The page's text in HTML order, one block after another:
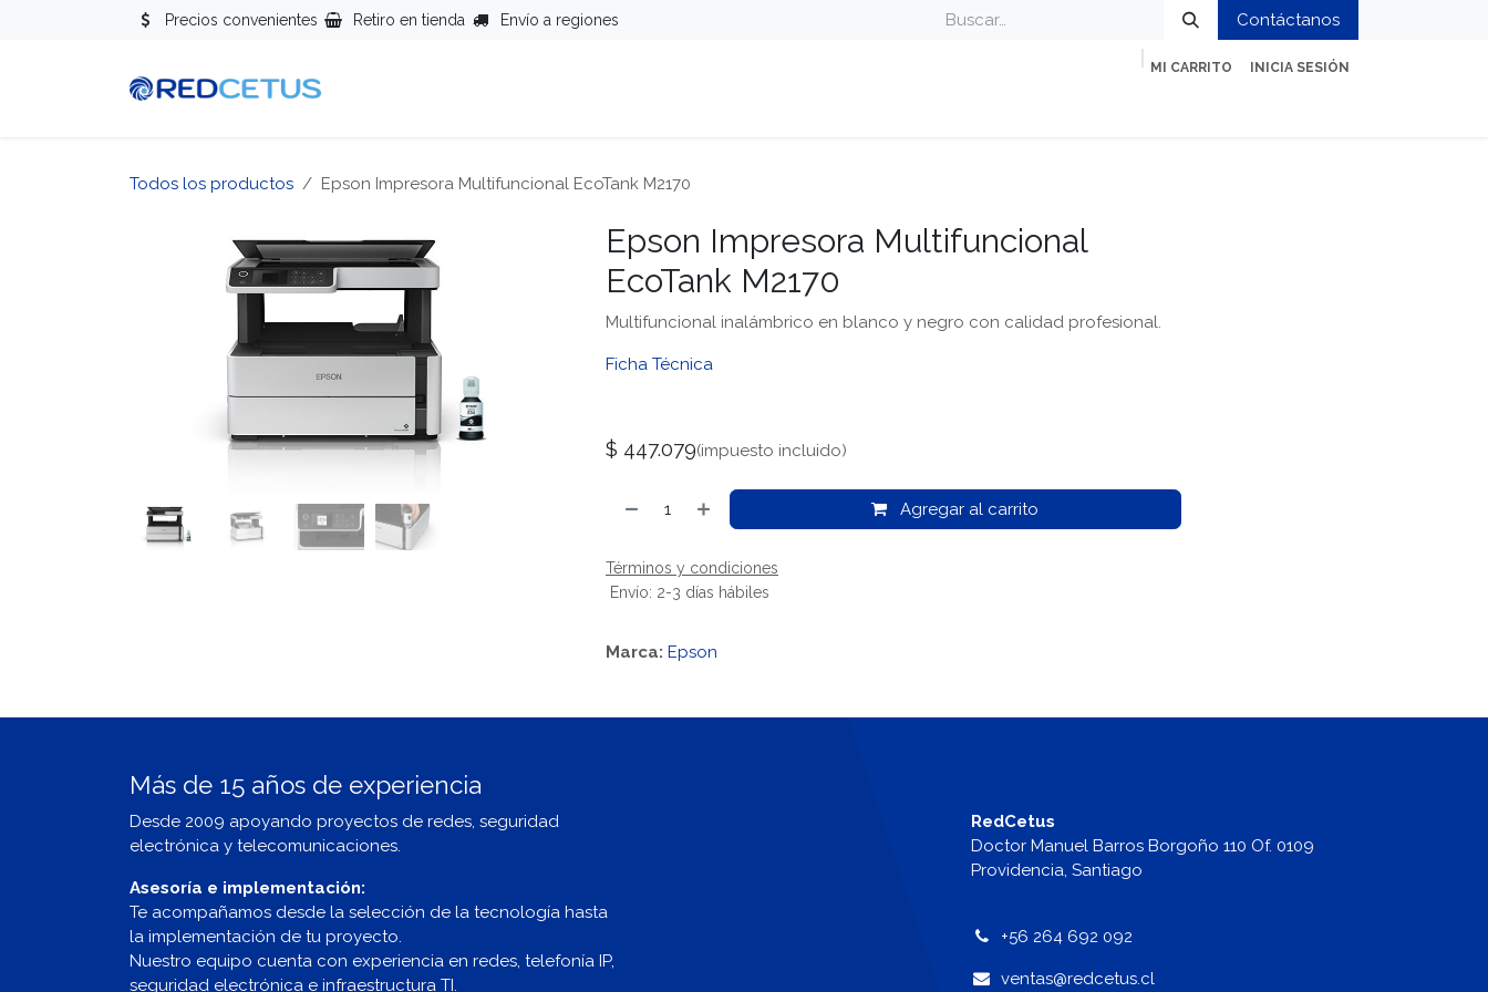
Precios convenientes Retiro en tienda Envío a regiones Contáctanos
MI CARRITO INICIA SESIÓN
Todos los productos Epson Impresora Multifuncional EcoTank M2170
Epson Impresora Multifuncional
EcoTank M2170
Multifuncional inalámbrico en blanco y negro con calidad profesional.
Ficha Técnica
$ 447.079(impuesto incluido)
Agregar al carrito
Términos y condiciones
Envío: 2-3 días hábiles
Marca: Epson
Más de 15 años de experiencia
Desde 2009 apoyando proyectos de redes, seguridad
electrónica y telecomunicaciones.
Asesoría e implementación:
Te acompañamos desde la selección de la tecnología hasta
la implementación de tu proyecto.
Nuestro equipo cuenta con experiencia en redes, telefonía IP,
seguridad electrónica e infraestructura TI.
RedCetus
Doctor Manuel Barros Borgoño 110 Of. 0109
Providencia, Santiago
+56 264 692 092
ventas@redcetus.cl